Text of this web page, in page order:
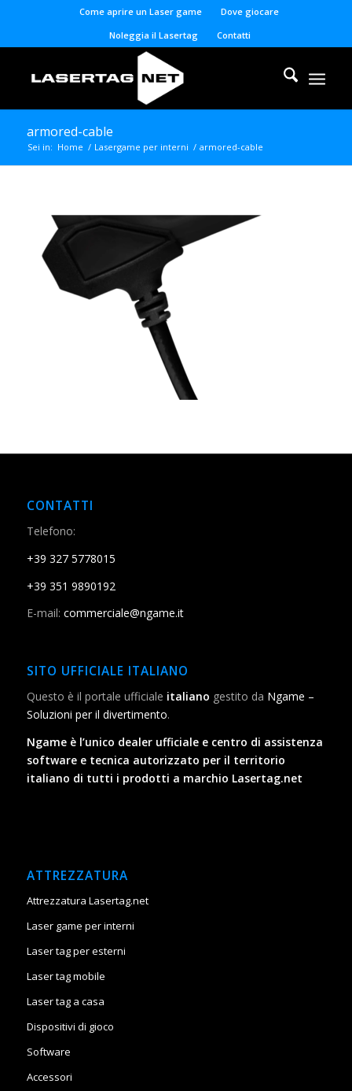
Come aprire un Laser game
Dove giocare
Noleggia il Lasertag
Contatti
armored-cable
Sei in: Home / Lasergame per interni / armored-cable
CONTATTI
Telefono:
+39 327 5778015
+39 351 9890192
E-mail: commerciale@ngame.it
SITO UFFICIALE ITALIANO
Questo è il portale ufficiale italiano gestito da Ngame –
Soluzioni per il divertimento.
Ngame è l’unico dealer ufficiale e centro di assistenza
software e tecnica autorizzato per il territorio
italiano di tutti i prodotti a marchio Lasertag.net
ATTREZZATURA
Attrezzatura Lasertag.net
Laser game per interni
Laser tag per esterni
Laser tag mobile
Laser tag a casa
Dispositivi di gioco
Software
Accessori